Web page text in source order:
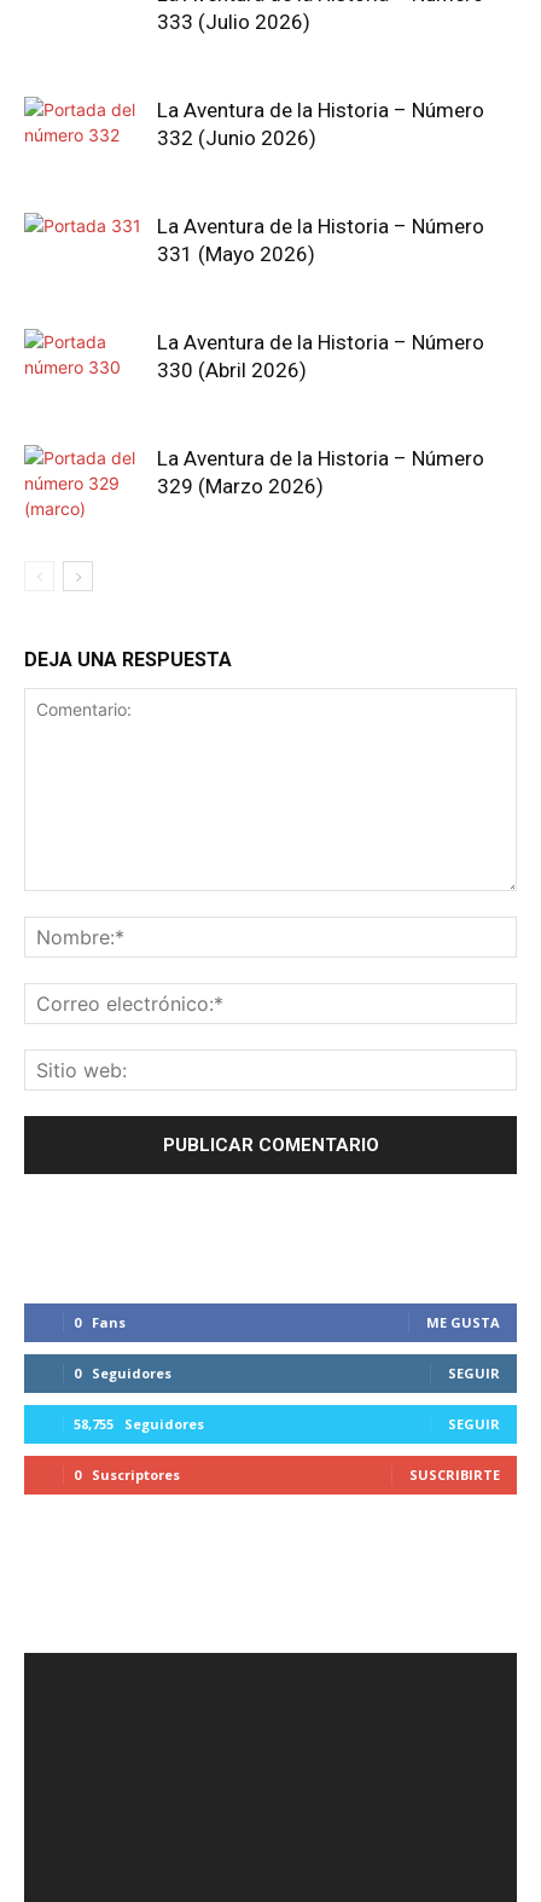
333 (Julio 2026)
La Aventura de la Historia – Número
332 (Junio 2026)
La Aventura de la Historia – Número
331 (Mayo 2026)
La Aventura de la Historia – Número
330 (Abril 2026)
La Aventura de la Historia – Número
329 (Marzo 2026)
DEJA UNA RESPUESTA
0 Fans ME GUSTA
0 Seguidores SEGUIR
58,755 Seguidores SEGUIR
0 Suscriptores SUSCRIBIRTE